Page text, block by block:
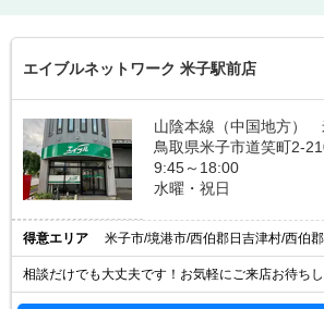
エイブルネットワーク 米子駅前店
山陰本線（中国地方）
鳥取県米子市道笑町2-
9:45～18:00
水曜・祝日
得意エリア 米子市/境港市/西伯郡日吉津村/西伯
相談だけでも大丈夫です！お気軽にご来店お待ちし